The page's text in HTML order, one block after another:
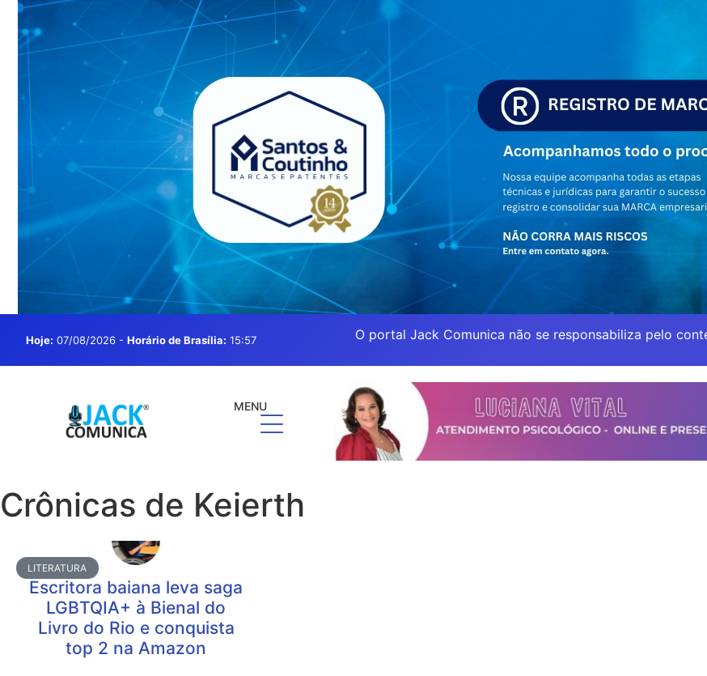
Hoje: 07/08/2026 - Horário de Brasília: 15:57 O portal Jack Comunica não se responsabiliza pelo
MENU
Crônicas de Keierth
LITERATURA
Escritora baiana leva saga
LGBTQIA+ à Bienal do
Livro do Rio e conquista
top 2 na Amazon